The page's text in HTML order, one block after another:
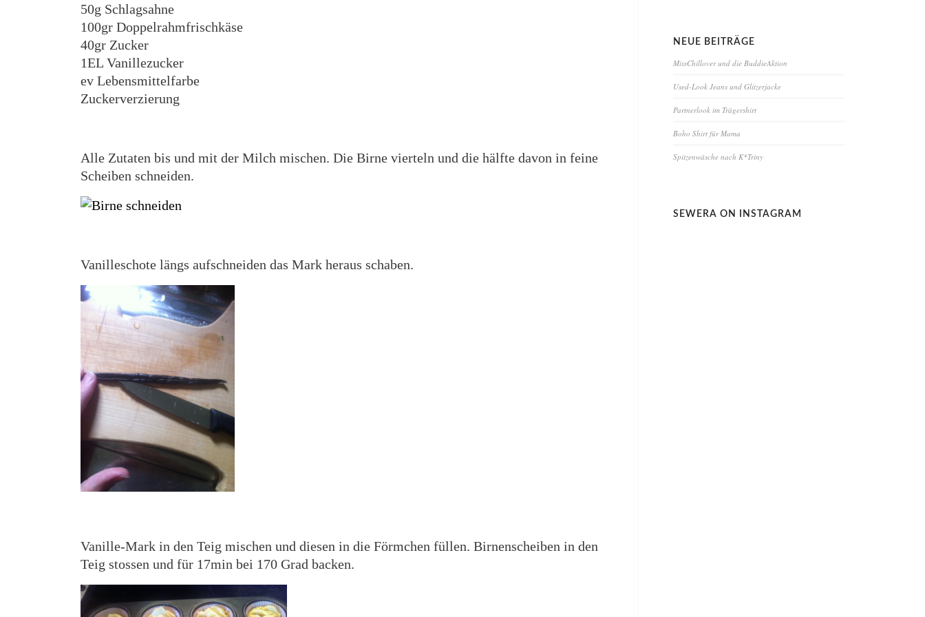
50g Schlagsahne
100gr Doppelrahmfrischkäse
40gr Zucker
1EL Vanillezucker
ev Lebensmittelfarbe
Zuckerverzierung
Alle Zutaten bis und mit der Milch mischen. Die Birne vierteln und die hälfte davon in feine
Scheiben schneiden.
Vanilleschote längs aufschneiden das Mark heraus schaben.
Vanille-Mark in den Teig mischen und diesen in die Förmchen füllen. Birnenscheiben in den
Teig stossen und für 17min bei 170 Grad backen.
NEUE BEITRÄGE
MissChillover und die BuddieAktion
Used-Look Jeans und Glitzerjacke
Partnerlook im Trägershirt
Boho Shirt für Mama
Spitzenwäsche nach K*Triny
SEWERA ON INSTAGRAM